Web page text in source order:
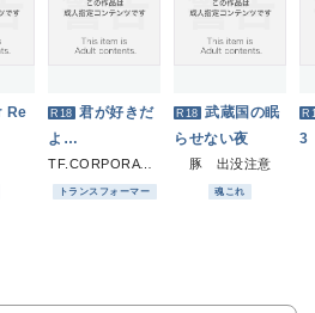
Re
R18 君が好きだ
よ…
TF.CORPORATION
トランスフォーマー
R18 武蔵国の眠
らせない夜
豚 出没注意
魂これ
3